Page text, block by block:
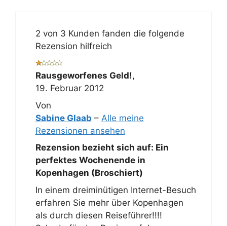
2 von 3 Kunden fanden die folgende
Rezension hilfreich
Rausgeworfenes Geld!,
19. Februar 2012
Von
Sabine Glaab – Alle meine
Rezensionen ansehen
Rezension bezieht sich auf: Ein
perfektes Wochenende in
Kopenhagen (Broschiert)
In einem dreiminütigen Internet-Besuch
erfahren Sie mehr über Kopenhagen
als durch diesen Reiseführer!!!!